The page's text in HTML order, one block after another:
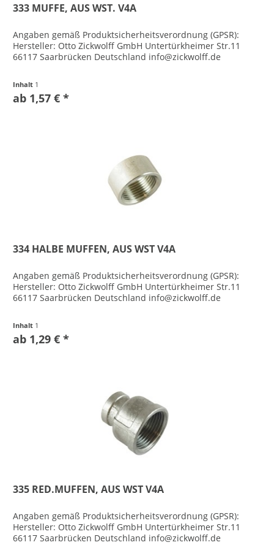
333 MUFFE, AUS WST. V4A
Angaben gemäß Produktsicherheitsverordnung (GPSR):
Hersteller: Otto Zickwolff GmbH Untertürkheimer Str.11
66117 Saarbrücken Deutschland info@zickwolff.de
Inhalt 1
ab 1,57 € *
334 HALBE MUFFEN, AUS WST V4A
Angaben gemäß Produktsicherheitsverordnung (GPSR):
Hersteller: Otto Zickwolff GmbH Untertürkheimer Str.11
66117 Saarbrücken Deutschland info@zickwolff.de
Inhalt 1
ab 1,29 € *
335 RED.MUFFEN, AUS WST V4A
Angaben gemäß Produktsicherheitsverordnung (GPSR):
Hersteller: Otto Zickwolff GmbH Untertürkheimer Str.11
66117 Saarbrücken Deutschland info@zickwolff.de